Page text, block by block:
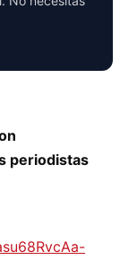
periodistas